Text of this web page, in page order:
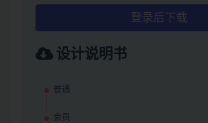
登录后下载
设计说明书
普通
会员